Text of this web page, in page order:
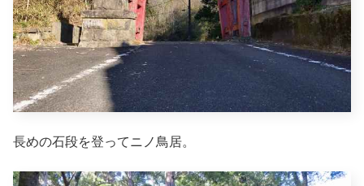
長めの石段を登ってニノ鳥居。